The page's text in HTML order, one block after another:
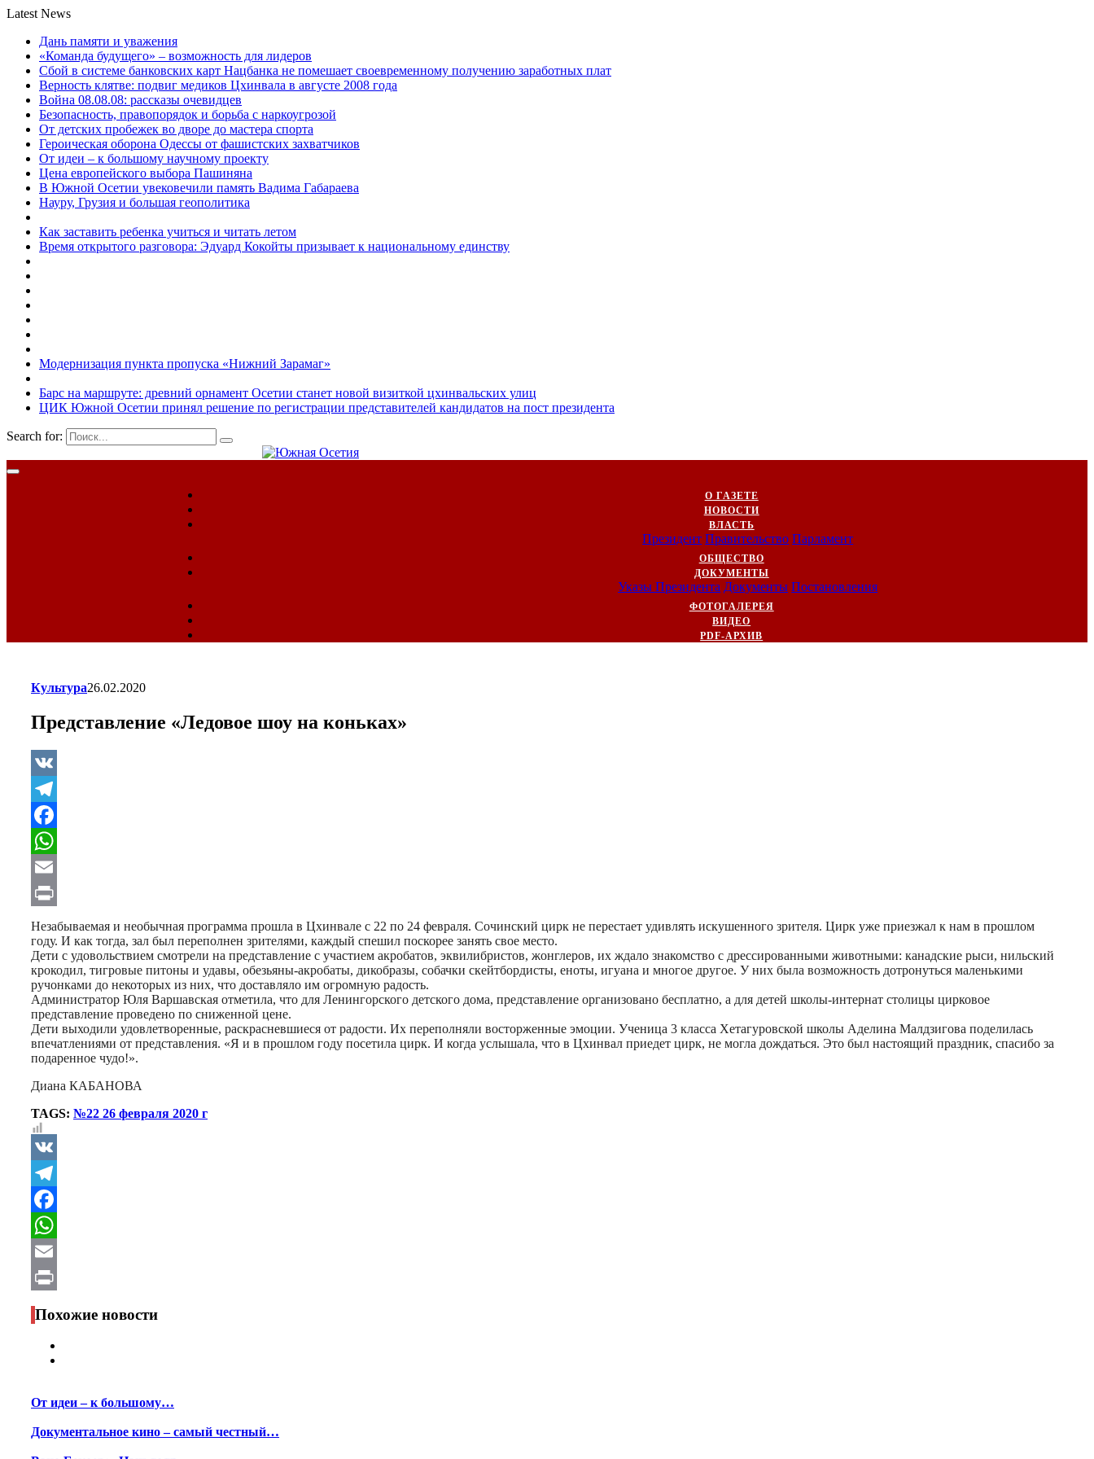
Latest News
Дань памяти и уважения
«Команда будущего» – возможность для лидеров
Сбой в системе банковских карт Нацбанка не помешает своевременному получению заработных плат
Верность клятве: подвиг медиков Цхинвала в августе 2008 года
Война 08.08.08: рассказы очевидцев
Безопасность, правопорядок и борьба с наркоугрозой
От детских пробежек во дворе до мастера спорта
Героическая оборона Одессы от фашистских захватчиков
От идеи – к большому научному проекту
Цена европейского выбора Пашиняна
В Южной Осетии увековечили память Вадима Габараева
Науру, Грузия и большая геополитика
Как заставить ребенка учиться и читать летом
Время открытого разговора: Эдуард Кокойты призывает к национальному единству
Модернизация пункта пропуска «Нижний Зарамаг»
Барс на маршруте: древний орнамент Осетии станет новой визиткой цхинвальских улиц
ЦИК Южной Осетии принял решение по регистрации представителей кандидатов на пост президента
Search for:
О ГАЗЕТЕ
НОВОСТИ
ВЛАСТЬ
Президент Правительство Парламент
ОБЩЕСТВО
ДОКУМЕНТЫ
Указы Президента Документы Постановления
ФОТОГАЛЕРЕЯ
ВИДЕО
PDF-АРХИВ
Культура26.02.2020
Представление «Ледовое шоу на коньках»
VK
Telegram
Facebook
WhatsApp
Email
Print
Незабываемая и необычная программа прошла в Цхинвале с 22 по 24 февраля. Сочинский цирк не перестает удивлять искушенного зрителя. Цирк уже приезжал к нам в прошлом
году. И как тогда, зал был переполнен зрителями, каждый спешил поскорее занять свое место.
Дети с удовольствием смотрели на представление с участием акробатов, эквилибристов, жонглеров, их ждало знакомство с дрессированными животными: канадские рыси, нильский
крокодил, тигровые питоны и удавы, обезьяны-акробаты, дикобразы, собачки скейтбордисты, еноты, игуана и многое другое. У них была возможность дотронуться маленькими
ручонками до некоторых из них, что доставляло им огромную радость.
Администратор Юля Варшавская отметила, что для Ленингорского детского дома, представление организовано бесплатно, а для детей школы-интернат столицы цирковое
представление проведено по сниженной цене.
Дети выходили удовлетворенные, раскрасневшиеся от радости. Их переполняли восторженные эмоции. Ученица 3 класса Хетагуровской школы Аделина Малдзигова поделилась
впечатлениями от представления. «Я и в прошлом году посетила цирк. И когда услышала, что в Цхинвал приедет цирк, не могла дождаться. Это был настоящий праздник, спасибо за
подаренное чудо!».
Диана КАБАНОВА
TAGS: №22 26 февраля 2020 г
VK
Telegram
Facebook
WhatsApp
Email
Print
Похожие новости
От идеи – к большому…
Документальное кино – самый честный…